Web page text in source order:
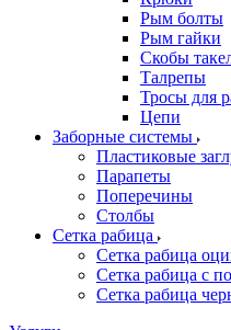
Рым болты
Рым гайки
Скобы
Талрепы
Тросы для
Цепи
Заборные системы
Пластиковые
Парапеты
Поперечины
Столбы
Сетка рабица
Сетка рабица
Сетка рабица с
Сетка рабица